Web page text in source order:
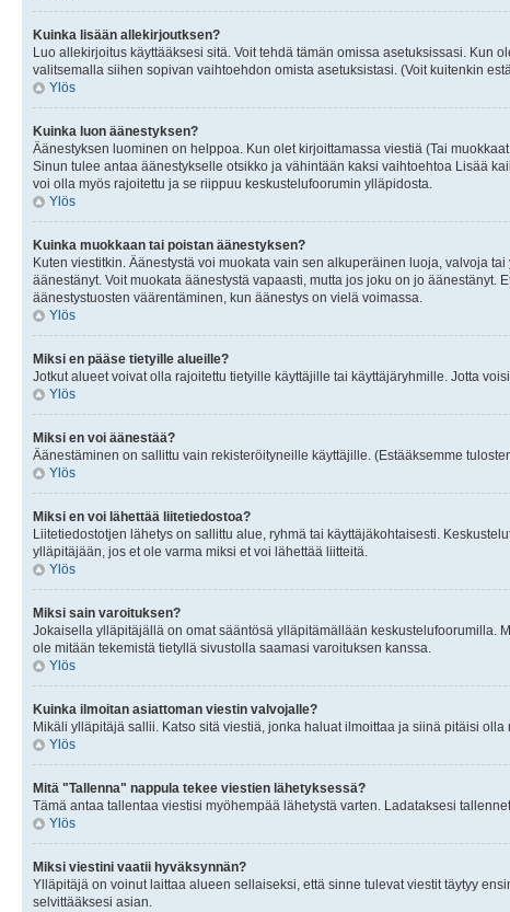
Kuinka lisään allekirjoutksen?
Luo allekirjoitus käyttääksesi sitä. Voit tehdä tämän omissa asetuksissasi. Kun
valitsemalla siihen sopivan vaihtoehdon omista asetuksistasi. (Voit kuitenkin
Ylös
Kuinka luon äänestyksen?
Äänestyksen luominen on helppoa. Kun olet kirjoittamassa viestiä (Tai
Sinun tulee antaa äänestykselle otsikko ja vähintään kaksi vaihtoehtoa Lisää
voi olla myös rajoitettu ja se riippuu keskustelufoorumin ylläpidosta.
Ylös
Kuinka muokkaan tai poistan äänestyksen?
Kuten viestitkin. Äänestystä voi muokata vain sen alkuperäinen luoja, valvoja
äänestänyt. Voit muokata äänestystä vapaasti, mutta jos joku on jo
äänestystuosten väärentäminen, kun äänestys on vielä voimassa.
Ylös
Miksi en pääse tietyille alueille?
Jotkut alueet voivat olla rajoitettu tietyille käyttäjille tai käyttäjäryhmille. Jotta
Ylös
Miksi en voi äänestää?
Äänestäminen on sallittu vain rekisteröityneille käyttäjille. (Estääksemme
Ylös
Miksi en voi lähettää liitetiedostoa?
Liitetiedostotjen lähetys on sallittu alue, ryhmä tai käyttäjäkohtaisesti.
ylläpitäjään, jos et ole varma miksi et voi lähettää liitteitä.
Ylös
Miksi sain varoituksen?
Jokaisella ylläpitäjällä on omat sääntösä ylläpitämällään keskustelufoorumilla.
ole mitään tekemistä tietyllä sivustolla saamasi varoituksen kanssa.
Ylös
Kuinka ilmoitan asiattoman viestin valvojalle?
Mikäli ylläpitäjä sallii. Katso sitä viestiä, jonka haluat ilmoittaa ja siinä pitäisi
Ylös
Mitä "Tallenna" nappula tekee viestien lähetyksessä?
Tämä antaa tallentaa viestisi myöhempää lähetystä varten. Ladataksesi
Ylös
Miksi viestini vaatii hyväksynnän?
Ylläpitäjä on voinut laittaa alueen sellaiseksi, että sinne tulevat viestit täytyy
selvittääksesi asian.